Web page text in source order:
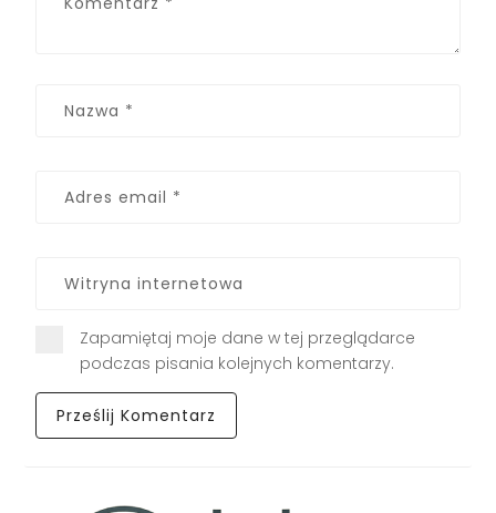
Zapamiętaj moje dane w tej przeglądarce
podczas pisania kolejnych komentarzy.